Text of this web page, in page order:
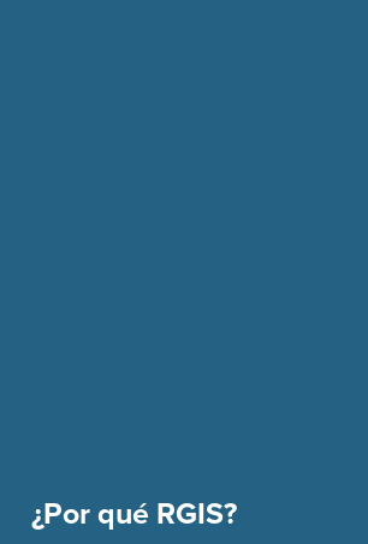
¿Por qué RGIS?